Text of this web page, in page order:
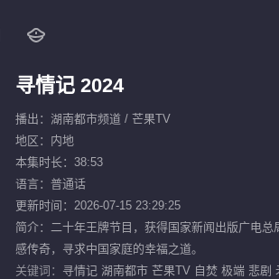
寻情记 2024
播出：湖南都市频道 / 芒果TV
地区：内地
本集时长：38:53
语言：普通话
更新时间：2026-07-15 23:29:25
简介：二十年王牌节目，获得国家新闻出版广电总
感传奇，寻求中国家庭的幸福之道。
关键词： 寻情记 湖南都市 芒果TV 自焚 极端 悲剧